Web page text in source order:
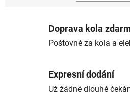
Doprava kola
Poštovné za kola a
Expresní dodání
Už žádné dlouhé